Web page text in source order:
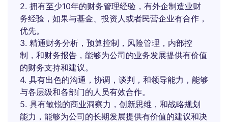
2. 拥有至少10年的财务管理经验，有外企制造业财
务经验，如果与基金、投资人或者民营企业有合作，
优先。
3. 精通财务分析，预算控制，风险管理，内部控
制，和财务报告，能够为公司的业务发展提供有价值
的财务支持和建议。
4. 具有出色的沟通，协调，谈判，和领导能力，能够
与各层级和各部门的人员有效合作。
5. 具有敏锐的商业洞察力，创新思维，和战略规划
能力，能够为公司的长期发展提供有价值的建议和决